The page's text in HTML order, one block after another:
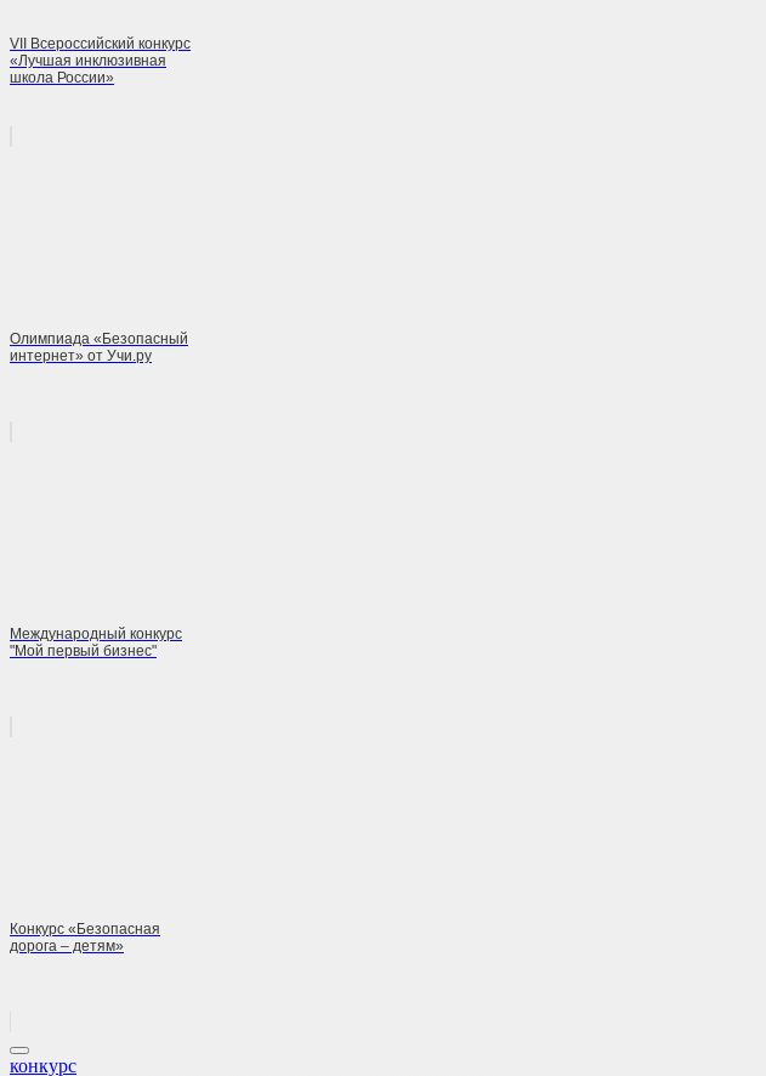
VII Всероссийский конкурс
«Лучшая инклюзивная
школа России»
Олимпиада «Безопасный
интернет» от Учи.ру
Международный конкурс
"Мой первый бизнес"
Конкурс «Безопасная
дорога – детям»
конкурс